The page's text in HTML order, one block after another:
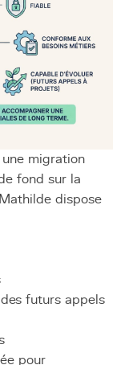
migration
fond sur la
dispose
futurs appels
pour